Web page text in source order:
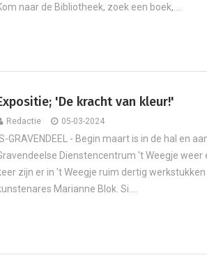
naar de Bibliotheek, zoek een boek,....
'De kracht van kleur!'
Redactie 05-03-2024
GRAVENDEEL - Begin maart is in de hal en
Dienstencentrum 't Weegje
zijn er in 't Weegje ruim dertig
Marianne Blok. Si....